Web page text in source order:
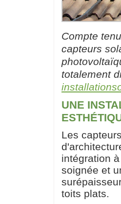
Compte
capteurs
totalement
UNE
Les
intégration
soignée et
toits plats.